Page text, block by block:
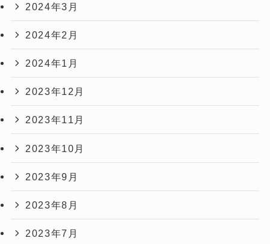
2024年3月
2024年2月
2024年1月
2023年12月
2023年11月
2023年10月
2023年9月
2023年8月
2023年7月